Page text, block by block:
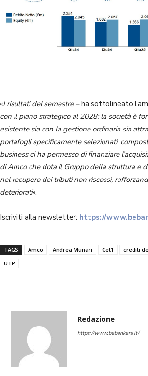
«I risultati del semestre –ha sottolineato
con il piano strategico al 2028: la società è
esistente sia con la gestione ordinaria sia
portafogli specificamente selezionati,
business ci ha permesso di finanziare
di Amco che dota il Gruppo della struttura e
nel recupero dei tributi non riscossi,
deteriorati».
Iscriviti alla newsletter: https://
TAGS Amco Andrea Munari Cet1 crediti
UTP
Redazione
https://www.bebankers.it/